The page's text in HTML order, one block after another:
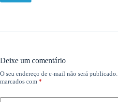
Deixe um comentário
O seu endereço de e-mail não será publicado.
marcados com *